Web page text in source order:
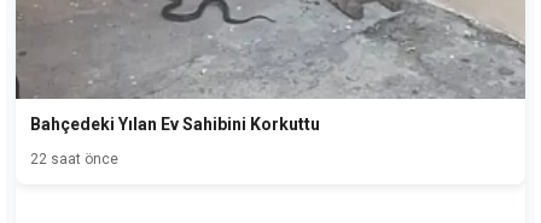
Bahçedeki Yılan Ev Sahibini Korkuttu
22 saat önce